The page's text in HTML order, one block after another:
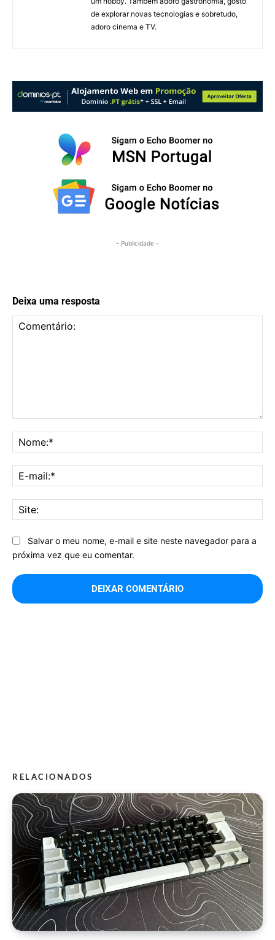
de explorar novas tecnologias e sobretudo,
adoro cinema e TV.
- Publicidade -
Deixa uma resposta
Salvar o meu nome, e-mail e site neste navegador para a
próxima vez que eu comentar.
RELACIONADOS